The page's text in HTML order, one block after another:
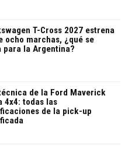
T-Cross 2027 estrena
ocho marchas, ¿qué se
para la Argentina?
de la Ford Maverick
4x4: todas las
de la pick-up